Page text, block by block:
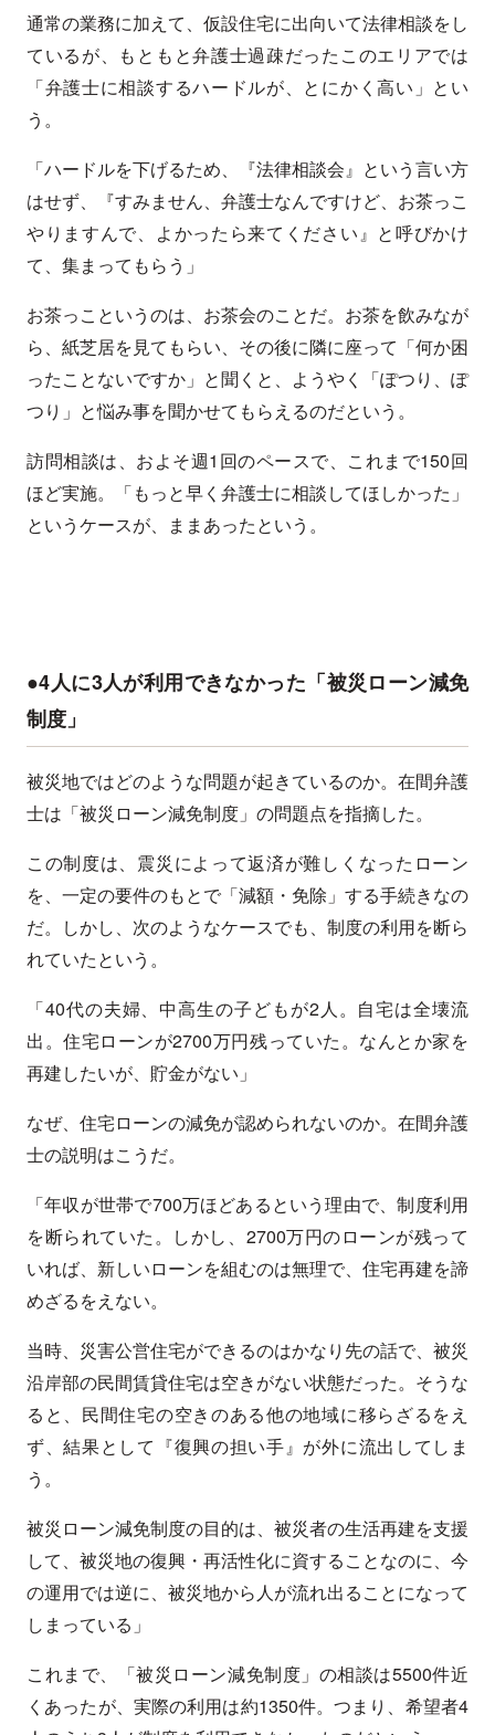
通常の業務に加えて、仮設住宅に出向いて法律相談をし
ているが、もともと弁護士過疎だったこのエリアでは
「弁護士に相談するハードルが、とにかく高い」とい
う。
「ハードルを下げるため、『法律相談会』という言い方
はせず、『すみません、弁護士なんですけど、お茶っこ
やりますんで、よかったら来てください』と呼びかけ
て、集まってもらう」
お茶っこというのは、お茶会のことだ。お茶を飲みなが
ら、紙芝居を見てもらい、その後に隣に座って「何か困
ったことないですか」と聞くと、ようやく「ぽつり、ぽ
つり」と悩み事を聞かせてもらえるのだという。
訪問相談は、およそ週1回のペースで、これまで150回
ほど実施。「もっと早く弁護士に相談してほしかった」
というケースが、ままあったという。
●4人に3人が利用できなかった「被災ローン減免
制度」
被災地ではどのような問題が起きているのか。在間弁護
士は「被災ローン減免制度」の問題点を指摘した。
この制度は、震災によって返済が難しくなったローン
を、一定の要件のもとで「減額・免除」する手続きなの
だ。しかし、次のようなケースでも、制度の利用を断ら
れていたという。
「40代の夫婦、中高生の子どもが2人。自宅は全壊流
出。住宅ローンが2700万円残っていた。なんとか家を
再建したいが、貯金がない」
なぜ、住宅ローンの減免が認められないのか。在間弁護
士の説明はこうだ。
「年収が世帯で700万ほどあるという理由で、制度利用
を断られていた。しかし、2700万円のローンが残って
いれば、新しいローンを組むのは無理で、住宅再建を諦
めざるをえない。
当時、災害公営住宅ができるのはかなり先の話で、被災
沿岸部の民間賃貸住宅は空きがない状態だった。そうな
ると、民間住宅の空きのある他の地域に移らざるをえ
ず、結果として『復興の担い手』が外に流出してしま
う。
被災ローン減免制度の目的は、被災者の生活再建を支援
して、被災地の復興・再活性化に資することなのに、今
の運用では逆に、被災地から人が流れ出ることになって
しまっている」
これまで、「被災ローン減免制度」の相談は5500件近
くあったが、実際の利用は約1350件。つまり、希望者4